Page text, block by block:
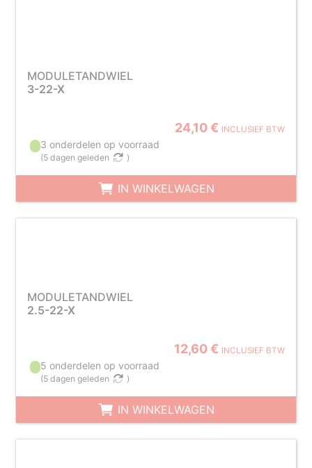
MODULETANDWIEL
3-22-X
24,10 € INCLUSIEF BTW
3 onderdelen op voorraad
(5 dagen geleden )
IN WINKELWAGEN
MODULETANDWIEL
2.5-22-X
12,60 € INCLUSIEF BTW
5 onderdelen op voorraad
(5 dagen geleden )
IN WINKELWAGEN